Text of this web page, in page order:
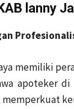
lanny
memiliki
apoteker